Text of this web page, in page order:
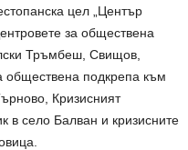
цел „Център
за обществена
Тръмбеш, Свищов,
обществена подкрепа към
Кризисният
в село Балван и кризисните